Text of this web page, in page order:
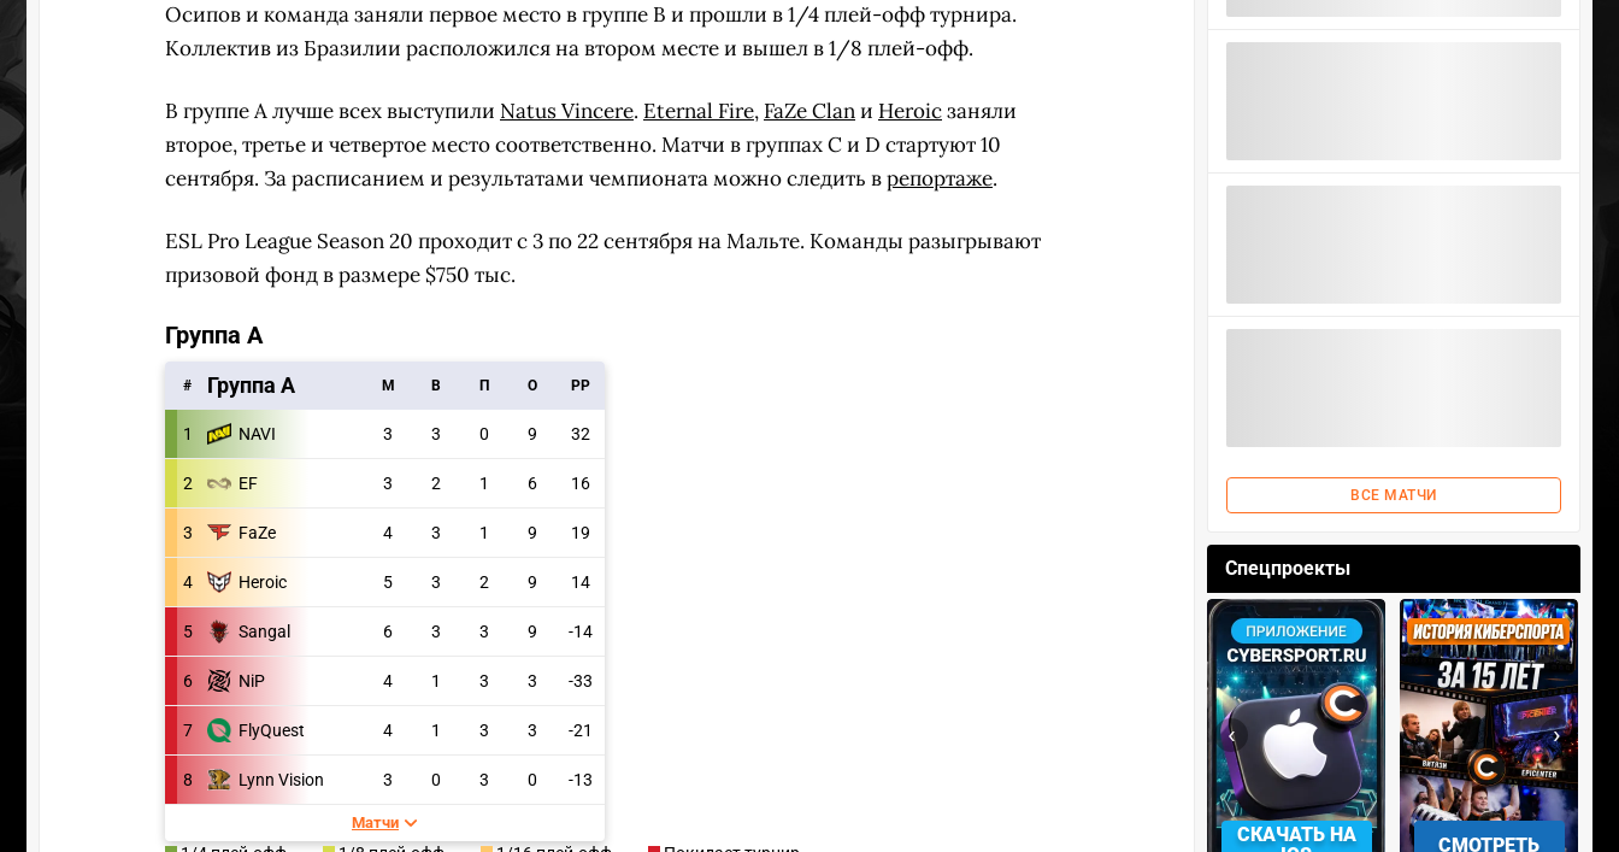
Осипов и команда заняли первое место в группе В и прошли в 1/4 плей-офф турнира.
Коллектив из Бразилии расположился на втором месте и вышел в 1/8 плей-офф.
В группе А лучше всех выступили Natus Vincere. Eternal Fire, FaZe Clanи Heroicзаняли
второе, третье и четвертое место соответственно. Матчи в группах С и D стартуют 10
сентября. За расписанием и результатами чемпионата можно следить врепортаже.
ESL Pro League Season 20 проходит с 3 по 22 сентября на Мальте. Команды разыгрывают
призовой фонд в размере $750 тыс.
Группа А
# Группа А M В П О РР
1 NAVI 3 3 0 9 32
2 EF 3 2 1 6 16
3 FaZe 4 3 1 9 19
4 Heroic 5 3 2 9 14
5 Sangal 6 3 3 9 -14
6 NiP 4 1 3 3 -33
7 FlyQuest 4 1 3 3 -21
8 Lynn Vision 3 0 3 0 -13
Матчи
ВСЕ МАТЧИ
Спецпроекты
ПЕРЕЙТИ ВЫБРАТЬ СМОТРЕТЬ УЧАСТВОВАТЬ
‹ ›